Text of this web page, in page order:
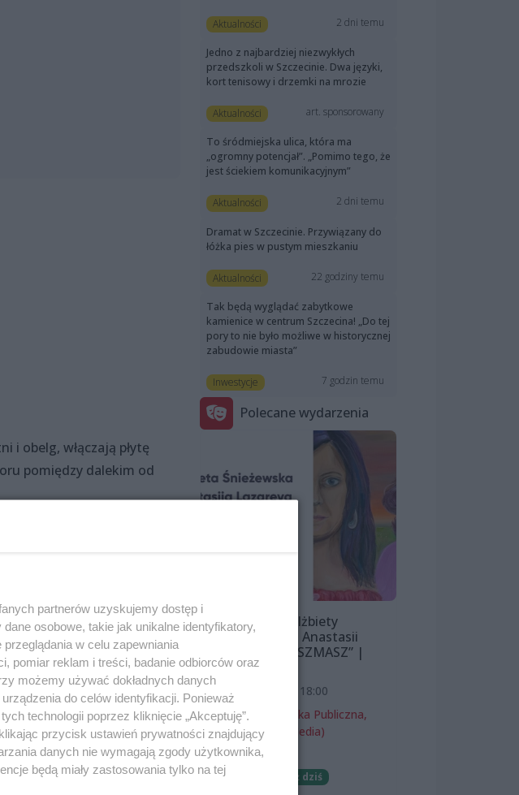
i obelg, włączają płytę
pomiędzy dalekim od
Buszko
Aktualności 2 dni temu
Jedno z najbardziej niezwykłych
przedszkoli w Szczecinie. Dwa języki,
kort tenisowy i drzemki na mrozie
Aktualności art. sponsorowany
To śródmiejska ulica, która ma
„ogromny potencjał”. „Pomimo tego, że
jest ściekiem komunikacyjnym”
Aktualności 2 dni temu
Dramat w Szczecinie. Przywiązany do
łóżka pies w pustym mieszkaniu
Aktualności 22 godziny temu
Tak będą wyglądać zabytkowe
kamienice w centrum Szczecina! „Do tej
pory to nie było możliwe w historycznej
zabudowie miasta”
Inwestycje 7 godzin temu
Polecane wydarzenia
Wystawa Elżbiety
Śnieżewskiej i Anastasii
Lazarevej „MISZMASZ” |
wernisaż
7 sierpnia 2026, 18:00
Miejska Biblioteka Publiczna,
filia nr 54 (ProMedia)
Wernisaże
Darmowe
Już dziś
partnerów uzyskujemy dostęp i
osobowe, takie jak unikalne identyfikatory,
w celu zapewniania
pomiar reklam i treści, badanie odbiorców oraz
możemy używać dokładnych danych
do celów identyfikacji. Ponieważ
technologii poprzez kliknięcie „Akceptuję”.
przycisk ustawień prywatności znajdujący
danych nie wymagają zgody użytkownika,
będą miały zastosowania tylko na tej